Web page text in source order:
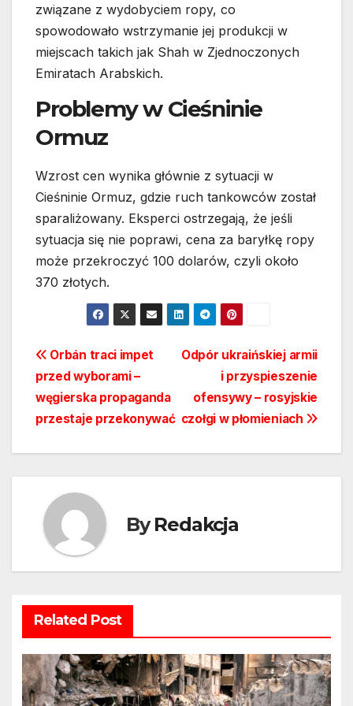
związane z wydobyciem ropy, co
spowodowało wstrzymanie jej produkcji w
miejscach takich jak Shah w Zjednoczonych
Emiratach Arabskich.
Problemy w Cieśninie
Ormuz
Wzrost cen wynika głównie z sytuacji w
Cieśninie Ormuz, gdzie ruch tankowców został
sparaliżowany. Eksperci ostrzegają, że jeśli
sytuacja się nie poprawi, cena za baryłkę ropy
może przekroczyć 100 dolarów, czyli około
370 złotych.
Nawigacja
wpisu
Odpór ukraińskiej armii
i przyspieszenie
ofensywy – rosyjskie
czołgi w płomieniach
Orbán traci impet
przed wyborami –
węgierska propaganda
przestaje przekonywać
ByRedakcja
Related Post